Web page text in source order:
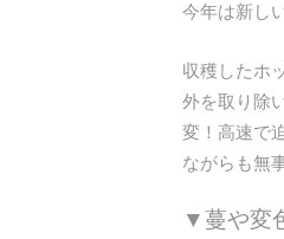
今年は新し
収穫したホ
外を取り除
変！高速で
ながらも無
▼蔓や変